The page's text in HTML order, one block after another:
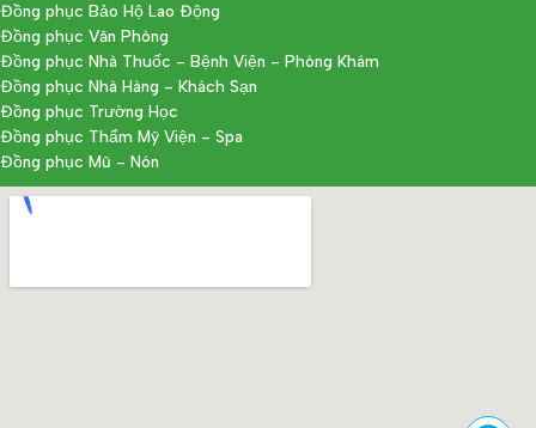
Đồng phục Bảo Hộ Lao Động
Đồng phục Văn Phòng
Đồng phục Nhà Thuốc - Bệnh Viện - Phòng Khám
Đồng phục Nhà Hàng - Khách Sạn
Đồng phục Trường Học
Đồng phục Thẩm Mỹ Viện - Spa
Đồng phục Mũ - Nón